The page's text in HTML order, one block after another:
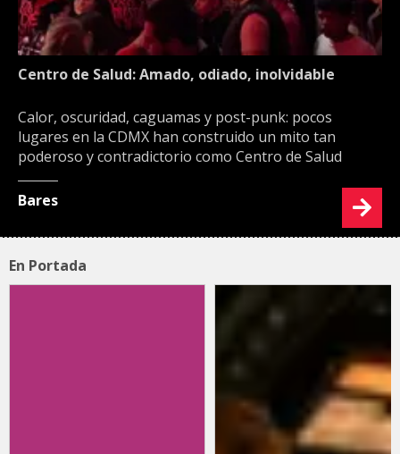
Centro de Salud: Amado, odiado, inolvidable
Calor, oscuridad, caguamas y post-punk: pocos
lugares en la CDMX han construido un mito tan
poderoso y contradictorio como Centro de Salud
Bares
En Portada